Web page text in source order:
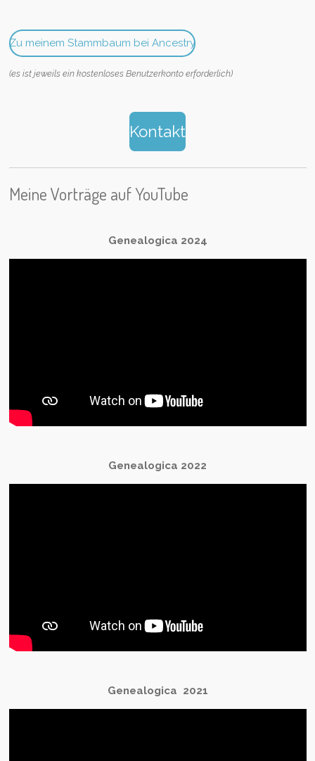
Zu meinem Stammbaum bei Ancestry
(es ist jeweils ein kostenloses Benutzerkonto erforderlich)
Kontakt
Meine Vorträge auf YouTube
Genealogica 2024
Genealogica 2022
Genealogica 2021